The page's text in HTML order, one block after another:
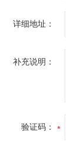
详细地址：
补充说明：
验证码：